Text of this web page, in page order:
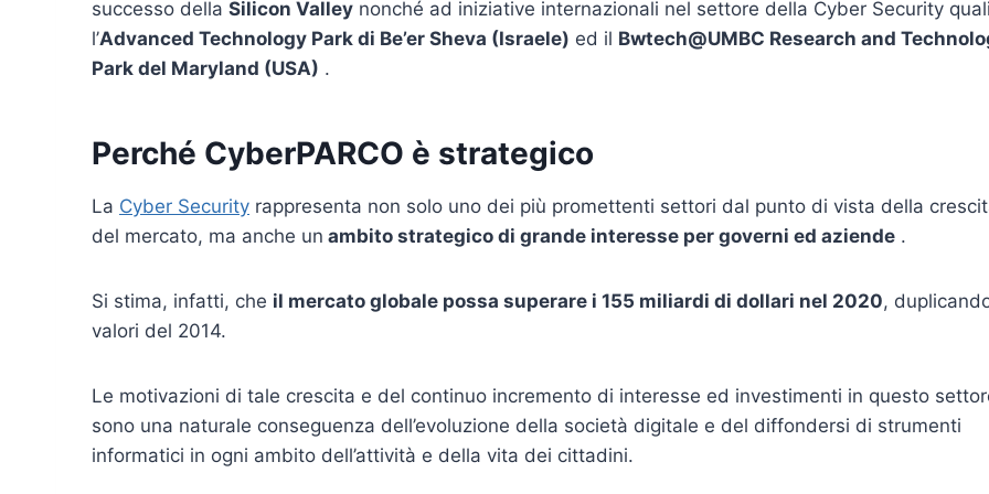
successo della Silicon Valley nonché ad iniziative internazionali nel settore della Cyber Security
l’Advanced Technology Park di Be’er Sheva (Israele) ed il Bwtech@UMBC Research and
Park del Maryland (USA) .
Perché CyberPARCO è strategico
La Cyber Security rappresenta non solo uno dei più promettenti settori dal punto di vista della
del mercato, ma anche un ambito strategico di grande interesse per governi ed aziende .
Si stima, infatti, che il mercato globale possa superare i 155 miliardi di dollari nel 2020,
valori del 2014.
Le motivazioni di tale crescita e del continuo incremento di interesse ed investimenti in questo
sono una naturale conseguenza dell’evoluzione della società digitale e del diffondersi di strumenti
informatici in ogni ambito dell’attività e della vita dei cittadini.